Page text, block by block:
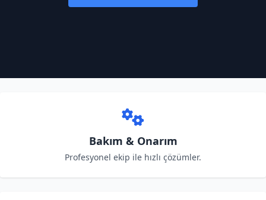
Bakım & Onarım
Profesyonel ekip ile hızlı çözümler.